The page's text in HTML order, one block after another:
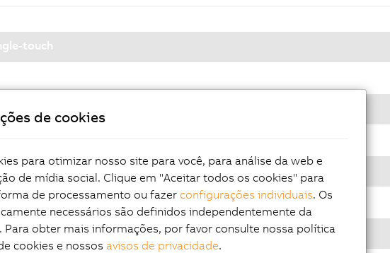
touch
alta performance
de cookies
para otimizar nosso site para você, para análise da web e
de mídia social. Clique em "Aceitar todos os cookies" para
de processamento ou fazer configurações individuais. Os
necessários são definidos independentemente da
Para obter mais informações, por favor consulte nossa política
cookies e nossos avisos de privacidade.